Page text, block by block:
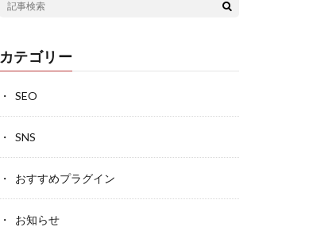
カテゴリー
SEO
SNS
おすすめプラグイン
お知らせ